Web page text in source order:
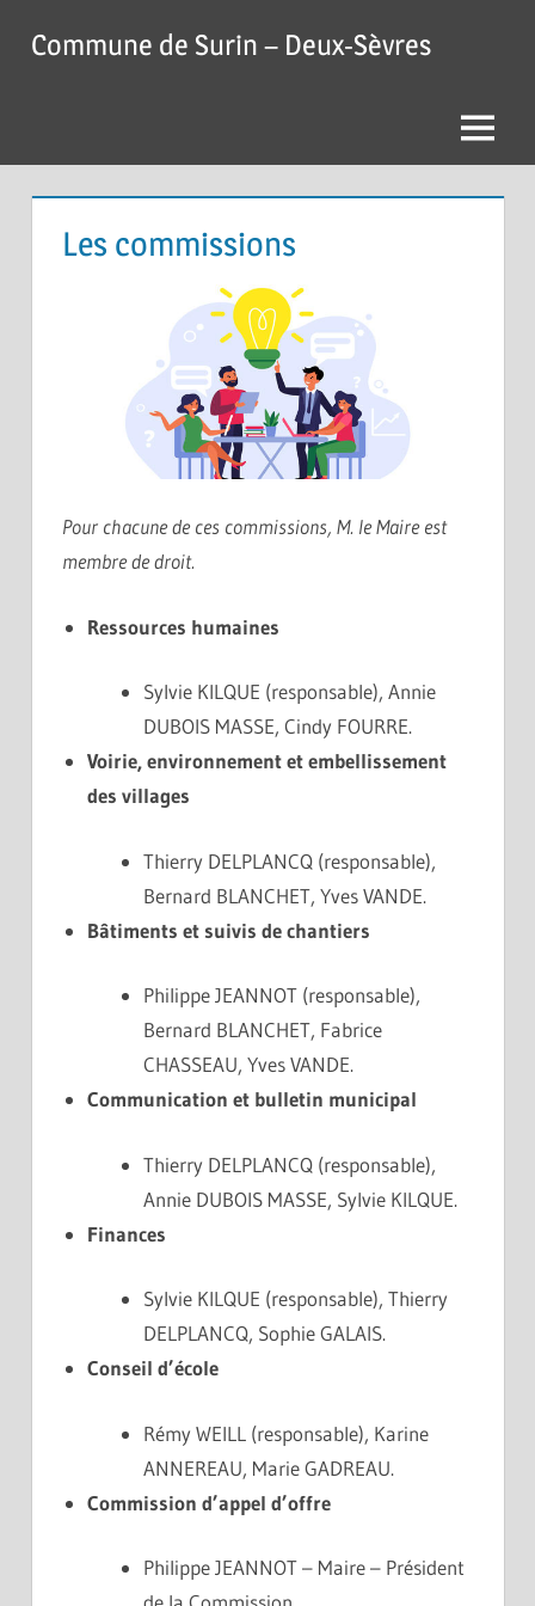
Commune de Surin – Deux-Sèvres
Menu
Les commissions
Pour chacune de ces commissions, M. le Maire est
membre de droit.
Ressources humaines
Sylvie KILQUE (responsable), Annie
DUBOIS MASSE, Cindy FOURRE.
Voirie, environnement et embellissement
des villages
Thierry DELPLANCQ (responsable),
Bernard BLANCHET, Yves VANDE.
Bâtiments et suivis de chantiers
Philippe JEANNOT (responsable),
Bernard BLANCHET, Fabrice
CHASSEAU, Yves VANDE.
Communication et bulletin municipal
Thierry DELPLANCQ (responsable),
Annie DUBOIS MASSE, Sylvie KILQUE.
Finances
Sylvie KILQUE (responsable), Thierry
DELPLANCQ, Sophie GALAIS.
Conseil d’école
Rémy WEILL (responsable), Karine
ANNEREAU, Marie GADREAU.
Commission d’appel d’offre
Philippe JEANNOT – Maire – Président